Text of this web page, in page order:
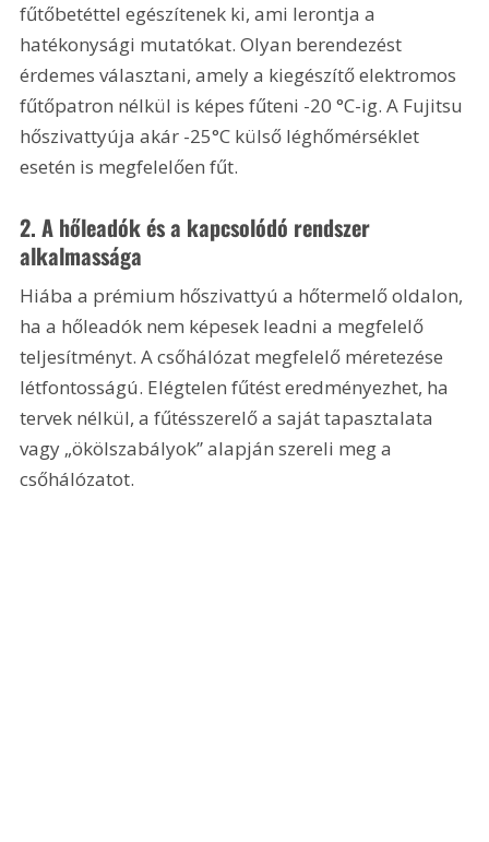
fűtőbetéttel egészítenek ki, ami lerontja a
hatékonysági mutatókat. Olyan berendezést
érdemes választani, amely a kiegészítő elektromos
fűtőpatron nélkül is képes fűteni -20 °C-ig. A Fujitsu
hőszivattyúja akár -25°C külső léghőmérséklet
esetén is megfelelően fűt.
2. A hőleadók és a kapcsolódó rendszer
alkalmassága
Hiába a prémium hőszivattyú a hőtermelő oldalon,
ha a hőleadók nem képesek leadni a megfelelő
teljesítményt. A csőhálózat megfelelő méretezése
létfontosságú. Elégtelen fűtést eredményezhet, ha
tervek nélkül, a fűtésszerelő a saját tapasztalata
vagy „ökölszabályok” alapján szereli meg a
csőhálózatot.